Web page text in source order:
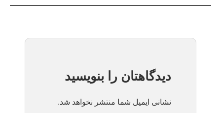
دیدگاهتان را بنویسید
نشانی ایمیل شما منتشر نخواهد شد.